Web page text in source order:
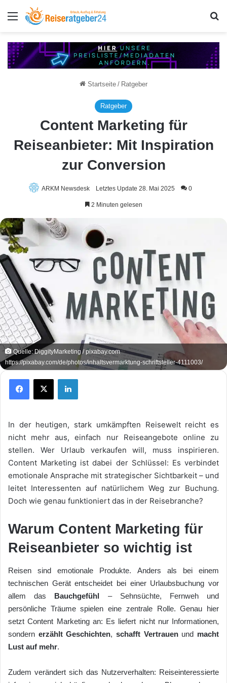
Menü
Startseite / Ratgeber
Ratgeber
Content Marketing für
Reiseanbieter: Mit Inspiration
zur Conversion
ARKM Newsdesk Letztes Update 28. Mai 2025 0
2 Minuten gelesen
Quelle: DiggityMarketing / pixabay.com
https://pixabay.com/de/photos/inhaltsvermarktung-schriftsteller-4111003/
X
In der heutigen, stark umkämpften Reisewelt reicht es
nicht mehr aus, einfach nur Reiseangebote online zu
stellen. Wer Urlaub verkaufen will, muss inspirieren.
Content Marketing ist dabei der Schlüssel: Es verbindet
emotionale Ansprache mit strategischer Sichtbarkeit – und
leitet Interessenten auf natürlichem Weg zur Buchung.
Doch wie genau funktioniert das in der Reisebranche?
Warum Content Marketing für
Reiseanbieter so wichtig ist
Reisen sind emotionale Produkte. Anders als bei einem
technischen Gerät entscheidet bei einer Urlaubsbuchung vor
allem das Bauchgefühl – Sehnsüchte, Fernweh und
persönliche Träume spielen eine zentrale Rolle. Genau hier
setzt Content Marketing an: Es liefert nicht nur Informationen,
sondern erzählt Geschichten,schafft Vertrauenund macht
Lust auf mehr.
Zudem verändert sich das Nutzerverhalten: Reiseinteressierte